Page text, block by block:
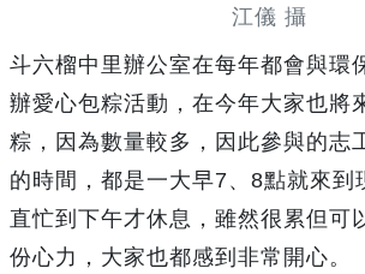
江儀 攝
斗六榴中里辦公室在每年都會與環
辦愛心包粽活動，在今年大家也將
粽，因為數量較多，因此參與的志
的時間，都是一大早7、8點就來到
直忙到下午才休息，雖然很累但可
份心力，大家也都感到非常開心。